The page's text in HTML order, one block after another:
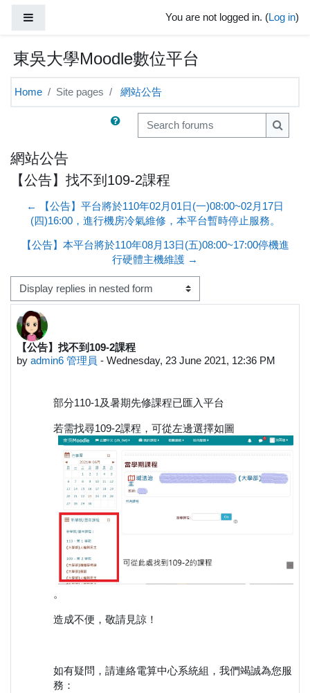
You are not logged in. ( Log in)
東吳大學Moodle數位平台
Home Site pages 網站公告
Search forums
網站公告
【公告】找不到109-2課程
← 【公告】平台將於110年02月01日(一)08:00~02月17日
(四)16:00，進行機房冷氣維修，本平台暫時停止服務。
【公告】本平台將於110年08月13日(五)08:00~17:00停機進
行硬體主機維護 →
Display mode
【公告】找不到109-2課程
by admin6 管理員 - Wednesday, 23 June 2021, 12:36 PM
Number of replies: 0
部分110-1及暑期先修課程已匯入平台
若需找尋109-2課程，可從左邊選擇如圖
。
造成不便，敬請見諒！
如有疑問，請連絡電算中心系統組，我們竭誠為您服
務：